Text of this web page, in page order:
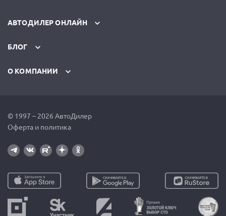
АВТОДИЛЕР ОНЛАЙН
БЛОГ
О КОМПАНИИ
© 1997 – 2026 АвтоДилер
Оферта и политика